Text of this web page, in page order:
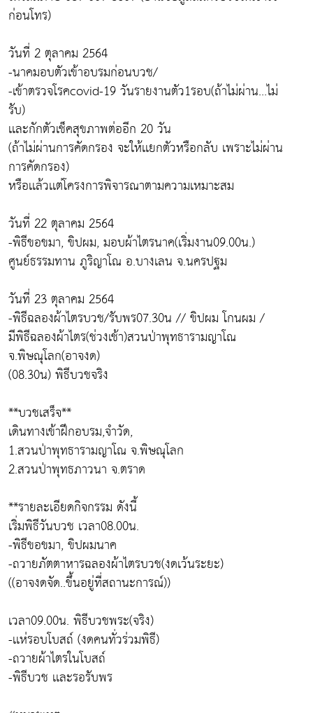
ก่อนโทร)
วันที่ 2 ตุลาคม 2564
-นาคมอบตัวเข้าอบรมก่อนบวช/
-เข้าตรวจโรคcovid-19 วันรายงานตัว1รอบ(ถ้าไม่ผ่าน...ไม่
รับ)
เเละกักตัวเช็คสุขภาพต่ออีก 20 วัน
(ถ้าไม่ผ่านการคัดกรอง จะให้เเยกตัวหรือกลับ เพราะไม่ผ่าน
การคัดกรอง)
หรือเเล้วเเต่โครงการพิจารณาตามความเหมาะสม
วันที่ 22 ตุลาคม 2564
-พิธีขอขมา, ขิปผม, มอบผ้าไตรนาค(เริ่มงาน09.00น.)
ศูนย์ธรรมทาน ภูริญาโณ อ.บางเลน จ.นครปฐม
วันที่ 23 ตุลาคม 2564
-พิธีฉลองผ้าไตรบวช/รับพร07.30น // ขิปผม โกนผม /
มีพิธีฉลองผ้าไตร(ช่วงเช้า)สวนป่าพุทธารามญาโณ
จ.พิษณุโลก(อาจงด)
(08.30น) พิธีบวชจริง
**บวชเสร็จ**
เดินทางเข้าฝึกอบรม,จำวัด,
1.สวนป่าพุทธารามญาโณ จ.พิษณุโลก
2.สวนป่าพุทธภาวนา จ.ตราด
**รายละเอียดกิจกรรม ดังนี้
เริ่มพิธีวันบวช เวลา08.00น.
-พิธีขอขมา, ขิปผมนาค
-ถวายภัตตาหารฉลองผ้าไตรบวช(งดเว้นระยะ)
((อาจงดจัด..ขึ้นอยู่ที่สถานะการณ์))
เวลา09.00น. พิธีบวชพระ(จริง)
-เเห่รอบโบสถ์ (งดคนทั่วร่วมพิธี)
-ถวายผ้าไตรในโบสถ์
-พิธีบวช เเละรอรับพร